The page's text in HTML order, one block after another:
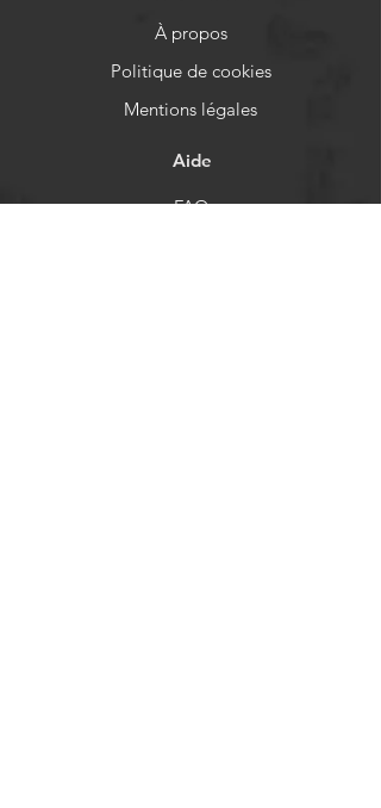
À propos
Politique de cookies
Mentions légales
Aide
FAQ